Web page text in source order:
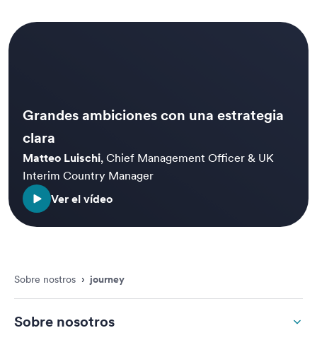
Grandes ambiciones con una estrategia
clara
Matteo Luischi, Chief Management Officer & UK
Interim Country Manager
Ver el vídeo
Sobre nostros › journey
Sobre nosotros